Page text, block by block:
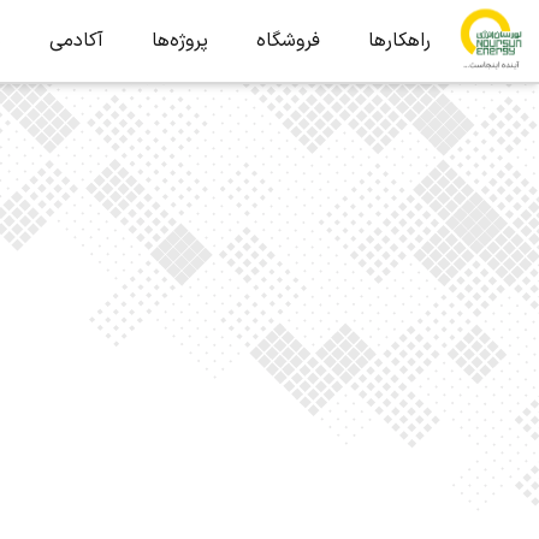
راهکارها فروشگاه پروژه‌ها آکادمی